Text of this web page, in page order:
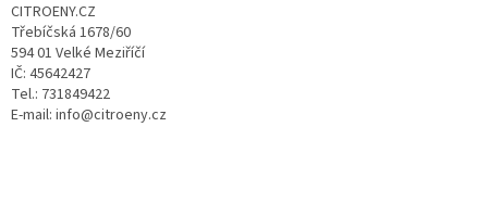
CITROENY.CZ
Třebíčská 1678/60
594 01 Velké Meziříčí
IČ: 45642427
Tel.: 731849422
E-mail: info@citroeny.cz